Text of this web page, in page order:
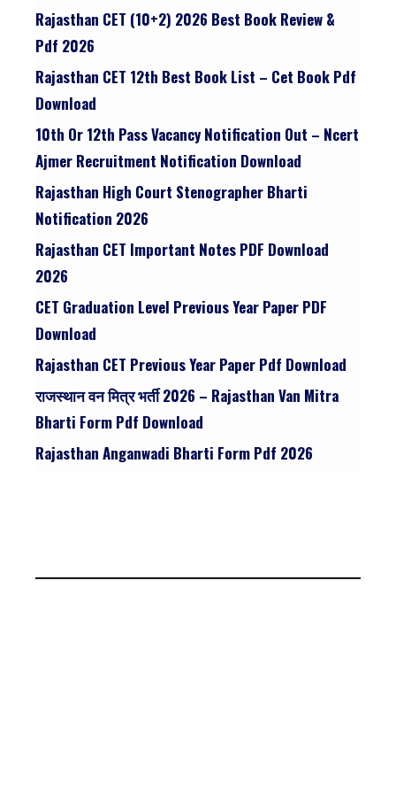
Rajasthan CET (10+2) 2026 Best Book Review &
Pdf 2026
Rajasthan CET 12th Best Book List – Cet Book Pdf
Download
10th Or 12th Pass Vacancy Notification Out – Ncert
Ajmer Recruitment Notification Download
Rajasthan High Court Stenographer Bharti
Notification 2026
Rajasthan CET Important Notes PDF Download
2026
CET Graduation Level Previous Year Paper PDF
Download
Rajasthan CET Previous Year Paper Pdf Download
राजस्थान वन मित्र भर्ती 2026 – Rajasthan Van Mitra
Bharti Form Pdf Download
Rajasthan Anganwadi Bharti Form Pdf 2026